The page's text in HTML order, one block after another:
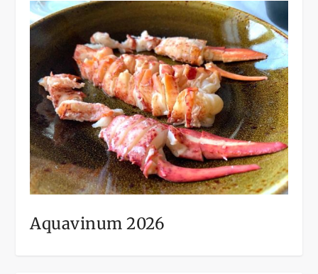
Aquavinum 2026